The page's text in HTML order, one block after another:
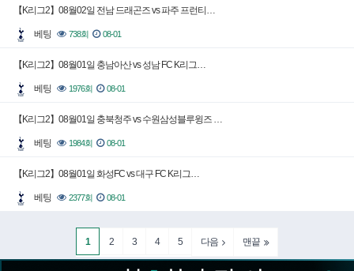
【K리그2】08월02일 전남 드래곤즈 vs 파주 프런티…
베팅 738회 08-01
【K리그2】08월01일 충남아산 vs 성남 FC K리그…
베팅 1976회 08-01
【K리그2】08월01일 충북청주 vs 수원삼성블루윙즈 …
베팅 1984회 08-01
【K리그2】08월01일 화성FC vs 대구 FC K리그…
베팅 2377회 08-01
1 2 3 4 5 다음 맨끝